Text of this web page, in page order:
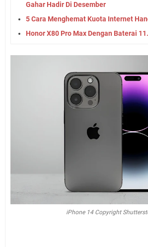
Gahar Hadir Di Desember
5 Cara Menghemat Kuota Internet
Honor X80 Pro Max Dengan Baterai
iPhone 14 Copyright